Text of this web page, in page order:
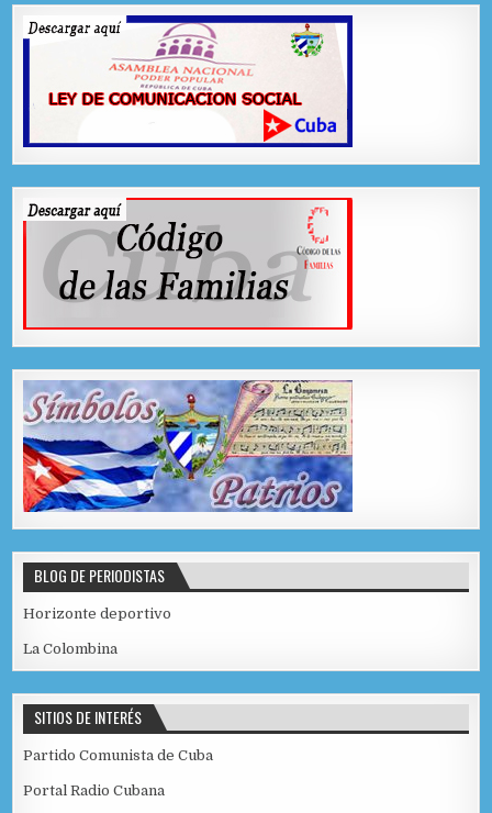
BLOG DE PERIODISTAS
Horizonte deportivo
La Colombina
SITIOS DE INTERÉS
Partido Comunista de Cuba
Portal Radio Cubana